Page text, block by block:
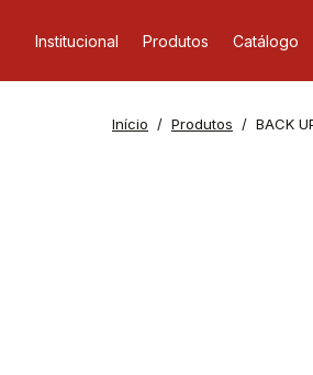
Institucional Produtos Catálogo
Início Produtos BACK